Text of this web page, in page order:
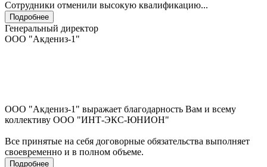
Сотрудники отменили высокую квалификацию...
Подробнее
Генеральный директор
ООО "Акдениз-1"
ООО "Акдениз-1" выражает благодарность Вам и всему
коллективу ООО "ИНТ-ЭКС-ЮНИОН"
Все принятые на себя договорные обязательства выполняет
своевременно и в полном объеме.
Подробнее